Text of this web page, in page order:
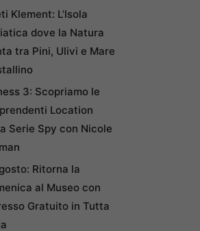
Klement: L’Isola
dove la Natura
tra Pini, Ulivi e Mare
3: Scopriamo le
Location
Serie Spy con Nicole
Ritorna la
al Museo con
Gratuito in Tutta